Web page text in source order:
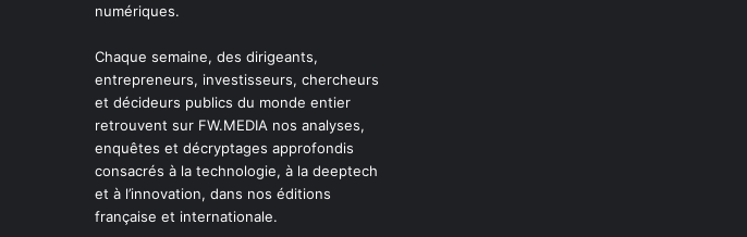
numériques.
Chaque semaine, des dirigeants,
entrepreneurs, investisseurs, chercheurs
et décideurs publics du monde entier
retrouvent sur FW.MEDIA nos analyses,
enquêtes et décryptages approfondis
consacrés à la technologie, à la deeptech
et à l’innovation, dans nos éditions
française et internationale.